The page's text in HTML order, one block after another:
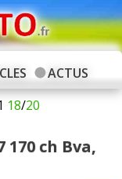
ACTUS
18/20
170 ch Bva,